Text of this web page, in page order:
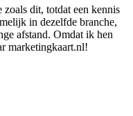
zoals dit, totdat een kennis
in dezelfde branche,
afstand. Omdat ik hen
marketingkaart.nl!